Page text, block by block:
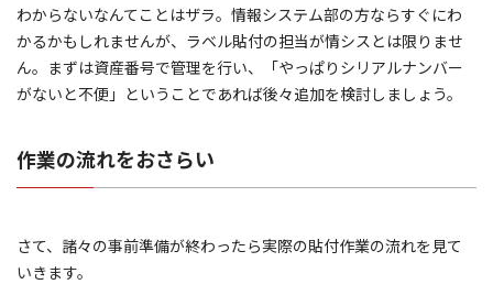
わからないなんてことはザラ。情報システム部の方ならすぐにわ
かるかもしれませんが、ラベル貼付の担当が情シスとは限りませ
ん。まずは資産番号で管理を行い、「やっぱりシリアルナンバー
がないと不便」ということであれば後々追加を検討しましょう。
作業の流れをおさらい
さて、諸々の事前準備が終わったら実際の貼付作業の流れを見て
いきます。